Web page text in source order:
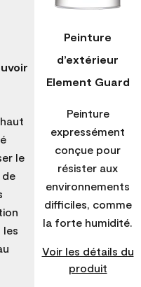
le
les
Peinture
d’extérieur
Element Guard
Peinture
expressément
conçue pour
résister aux
environnements
difficiles, comme
la forte humidité.
Voir les détails du
produit